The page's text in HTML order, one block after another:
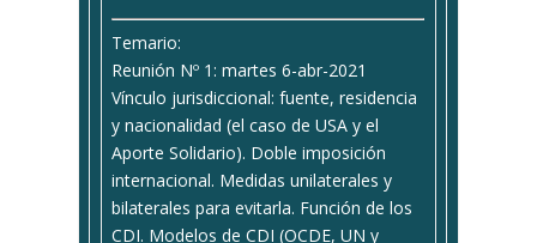
Temario:
Reunión Nº 1: martes 6-abr-2021
Vínculo jurisdiccional: fuente, residencia
y nacionalidad (el caso de USA y el
Aporte Solidario). Doble imposición
internacional. Medidas unilaterales y
bilaterales para evitarla. Función de los
CDI. Modelos de CDI (OCDE, UN y